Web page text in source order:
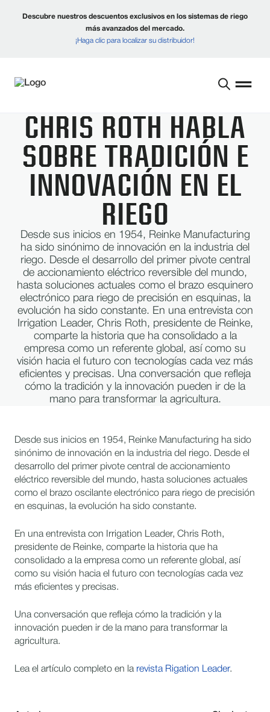
Descubre nuestros descuentos exclusivos en los sistemas de riego
más avanzados del mercado.
¡Haga clic para localizar su distribuidor!
CHRIS ROTH HABLA
SOBRE TRADICIÓN E
INNOVACIÓN EN EL
RIEGO
Desde sus inicios en 1954, Reinke Manufacturing
ha sido sinónimo de innovación en la industria del
riego. Desde el desarrollo del primer pivote central
de accionamiento eléctrico reversible del mundo,
hasta soluciones actuales como el brazo esquinero
electrónico para riego de precisión en esquinas, la
evolución ha sido constante. En una entrevista con
Irrigation Leader, Chris Roth, presidente de Reinke,
comparte la historia que ha consolidado a la
empresa como un referente global, así como su
visión hacia el futuro con tecnologías cada vez más
eficientes y precisas. Una conversación que refleja
cómo la tradición y la innovación pueden ir de la
mano para transformar la agricultura.
Desde sus inicios en 1954, Reinke Manufacturing ha sido
sinónimo de innovación en la industria del riego. Desde el
desarrollo del primer pivote central de accionamiento
eléctrico reversible del mundo, hasta soluciones actuales
como el brazo oscilante electrónico para riego de precisión
en esquinas, la evolución ha sido constante.
En una entrevista con Irrigation Leader, Chris Roth,
presidente de Reinke, comparte la historia que ha
consolidado a la empresa como un referente global, así
como su visión hacia el futuro con tecnologías cada vez
más eficientes y precisas.
Una conversación que refleja cómo la tradición y la
innovación pueden ir de la mano para transformar la
agricultura.
Lea el artículo completo en la revista Rigation Leader.